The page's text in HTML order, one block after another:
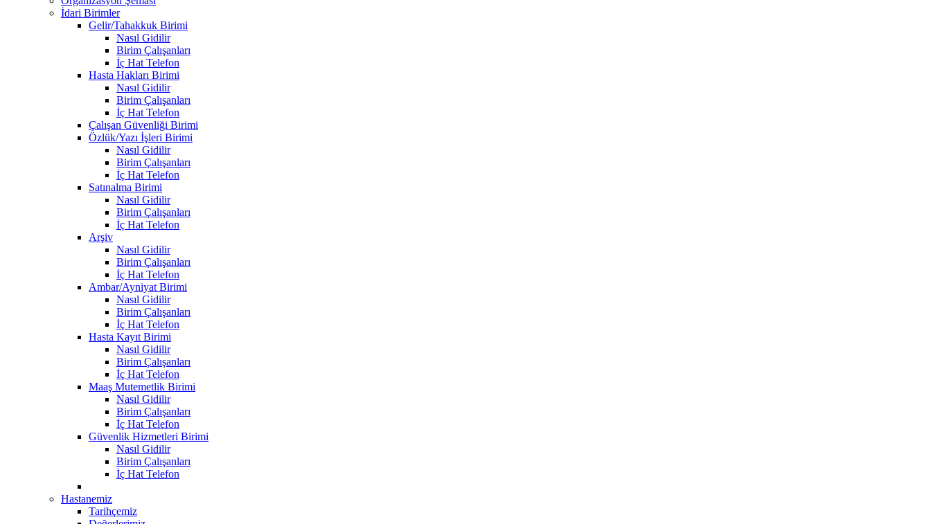
İdari Birimler
Gelir/Tahakkuk Birimi
Nasıl Gidilir
Birim Çalışanları
İç Hat Telefon
Hasta Hakları Birimi
Nasıl Gidilir
Birim Çalışanları
İç Hat Telefon
Çalışan Güvenliği Birimi
Özlük/Yazı İşleri Birimi
Nasıl Gidilir
Birim Çalışanları
İç Hat Telefon
Satınalma Birimi
Nasıl Gidilir
Birim Çalışanları
İç Hat Telefon
Arşiv
Nasıl Gidilir
Birim Çalışanları
İç Hat Telefon
Ambar/Ayniyat Birimi
Nasıl Gidilir
Birim Çalışanları
İç Hat Telefon
Hasta Kayıt Birimi
Nasıl Gidilir
Birim Çalışanları
İç Hat Telefon
Maaş Mutemetlik Birimi
Nasıl Gidilir
Birim Çalışanları
İç Hat Telefon
Güvenlik Hizmetleri Birimi
Nasıl Gidilir
Birim Çalışanları
İç Hat Telefon
Hastanemiz
Tarihçemiz